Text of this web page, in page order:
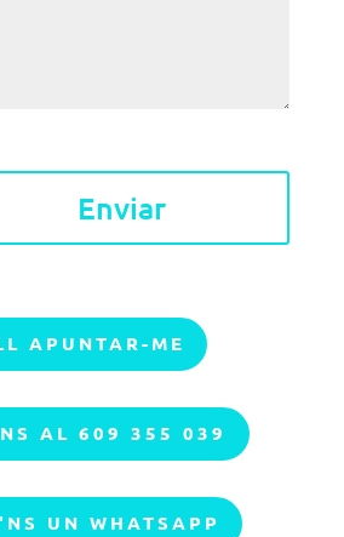
Enviar
APUNTAR-ME
AL 609 355 039
UN WHATSAPP